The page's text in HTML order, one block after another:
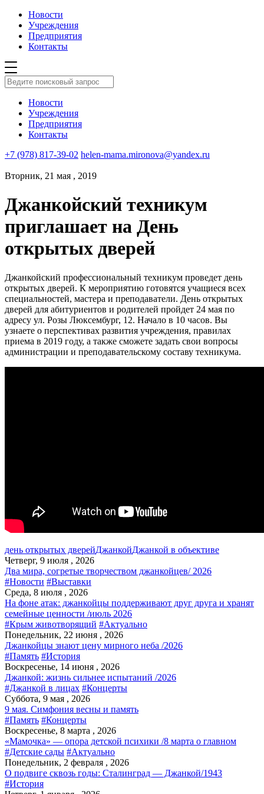
Новости
Учреждения
Предприятия
Контакты
Новости
Учреждения
Предприятия
Контакты
+7 (978) 817-39-02 helen-mama.mironova@yandex.ru
Вторник, 21 мая , 2019
Джанкойский техникум
приглашает на День
открытых дверей
Джанкойский профессиональный техникум проведет день
открытых дверей. К мероприятию готовятся учащиеся всех
специальностей, мастера и преподаватели. День открытых
дверей для абитуриентов и родителей пройдет 24 мая по
адресу ул. Розы Люксембург, 12. Начало в 10 часов. Вы
узнаете о перспективах развития учреждения, правилах
приема в 2019 году, а также сможете задать свои вопросы
администрации и преподавательскому составу техникума.
день открытых дверейДжанкойДжанкой в объективе
Четверг, 9 июля , 2026
Два мира, согретые творчеством джанкойцев/ 2026
#Новости #Выставки
Среда, 8 июля , 2026
На фоне атак: джанкойцы поддерживают друг друга и хранят
семейные ценности /июль 2026
#Крым животворящий #Актуально
Понедельник, 22 июня , 2026
Джанкойцы знают цену мирного неба /2026
#Память #История
Воскресенье, 14 июня , 2026
Джанкой: жизнь сильнее испытаний /2026
#Джанкой в лицах #Концерты
Суббота, 9 мая , 2026
9 мая. Симфония весны и память
#Память #Концерты
Воскресенье, 8 марта , 2026
«Мамочка» — опора детской психики /8 марта о главном
#Детские сады #Актуально
Понедельник, 2 февраля , 2026
О подвиге сквозь годы: Сталинград — Джанкой/1943
#История